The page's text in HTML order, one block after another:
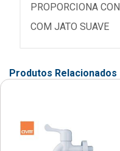
PROPORCIONA
COM JATO SUAVE
Produtos Relacionados